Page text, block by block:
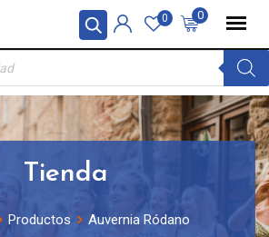
0
0
Tienda
Productos
Auvernia Ródano